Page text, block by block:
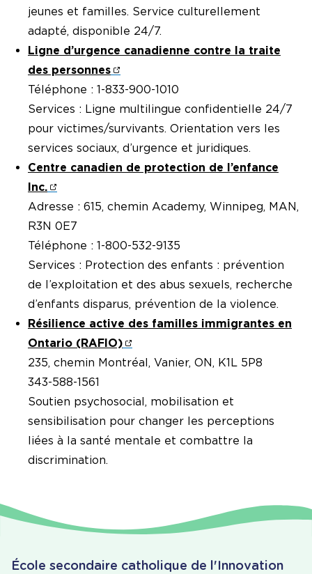
jeunes et familles. Service culturellement
adapté, disponible 24/7.
Ligne d’urgence canadienne contre la traite
des personnes
Téléphone : 1-833-900-1010
Services : Ligne multilingue confidentielle 24/7
pour victimes/survivants. Orientation vers les
services sociaux, d’urgence et juridiques.
Centre canadien de protection de l’enfance
Inc.
Adresse : 615, chemin Academy, Winnipeg, MAN,
R3N 0E7
Téléphone : 1-800-532-9135
Services : Protection des enfants : prévention
de l’exploitation et des abus sexuels, recherche
d’enfants disparus, prévention de la violence.
Résilience active des familles immigrantes en
Ontario (RAFIO)
235, chemin Montréal, Vanier, ON, K1L 5P8
343-588-1561
Soutien psychosocial, mobilisation et
sensibilisation pour changer les perceptions
liées à la santé mentale et combattre la
discrimination.
École secondaire catholique de l'Innovation